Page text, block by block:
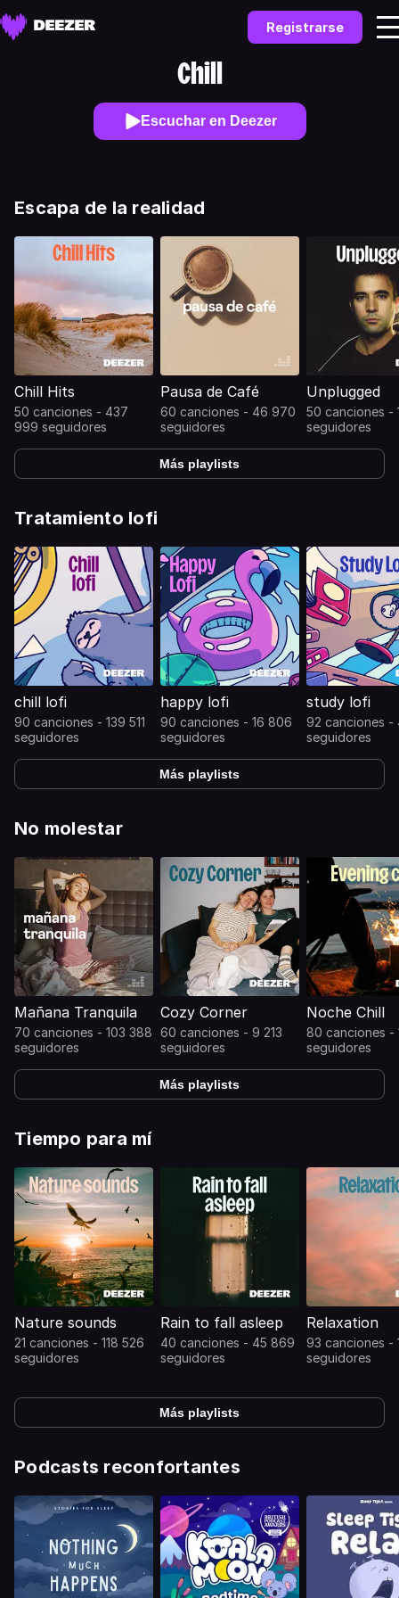
Registrarse
Chill
Escuchar en Deezer
Escapa de la realidad
Chill Hits
50 canciones - 437
999 seguidores
Pausa de Café
60 canciones - 46 970
seguidores
Unplugged
50 canciones -
seguidores
Más playlists
Tratamiento lofi
chill lofi
90 canciones - 139 511
seguidores
happy lofi
90 canciones - 16 806
seguidores
study lofi
92 canciones -
seguidores
Más playlists
No molestar
Mañana Tranquila
70 canciones - 103 388
seguidores
Cozy Corner
60 canciones - 9 213
seguidores
Noche Chill
80 canciones -
seguidores
Más playlists
Tiempo para mí
Nature sounds
21 canciones - 118 526
seguidores
Rain to fall asleep
40 canciones - 45 869
seguidores
Relaxation
93 canciones -
seguidores
Más playlists
Podcasts reconfortantes